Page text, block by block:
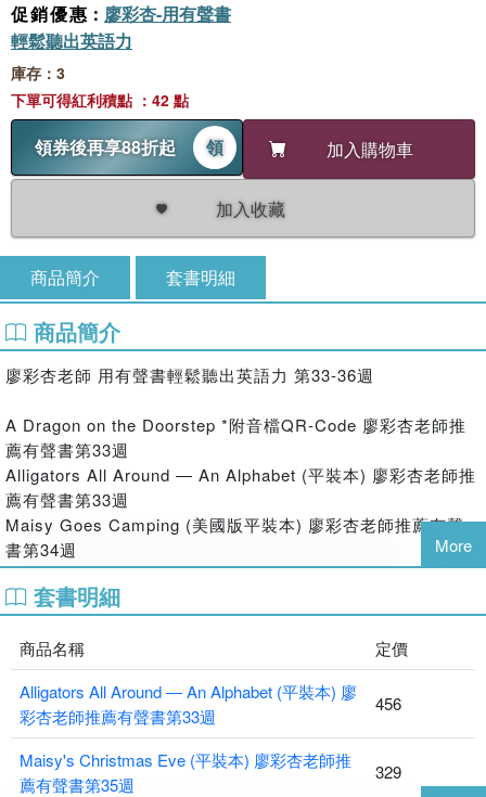
促銷優惠 ： 廖彩杏-用有聲書
輕鬆聽出英語力
領券後再享88折起 領 加入購物車
加入收藏
庫存：3
下單可得紅利積點 ：42 點
商品簡介 套書明細
商品簡介
廖彩杏老師 用有聲書輕鬆聽出英語力 第33-36週
A Dragon on the Doorstep *附音檔QR-Code 廖彩杏老師推
薦有聲書第33週
Alligators All Around ― An Alphabet (平裝本) 廖彩杏老師推
薦有聲書第33週
Maisy Goes Camping (美國版平裝本) 廖彩杏老師推薦有聲
書第34週
Maisy Goes Camping (單CD) 廖彩杏老師推薦有聲書第34週
The Itsy Bitsy Spider CD package (1平裝+1CD) 廖彩杏老
Maisy's Christmas Eve (平裝本) 廖彩杏老師推薦有聲書第35
週
Over in the Meadow (平裝本) 廖彩杏老師推薦有聲書第36週
Wee Sing Nursery Rhymes and Lullabies (1平裝+1CD) 廖
彩杏老師推薦有聲書第36週
More
套書明細
商品名稱
定價
Alligators All Around ― An Alphabet (平裝本) 廖
彩杏老師推薦有聲書第33週
456
Maisy's Christmas Eve (平裝本) 廖彩杏老師推
薦有聲書第35週
329